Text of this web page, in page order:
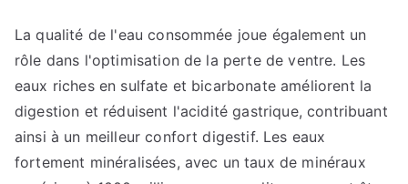
La qualité de l'eau consommée joue également un
rôle dans l'optimisation de la perte de ventre. Les
eaux riches en sulfate et bicarbonate améliorent la
digestion et réduisent l'acidité gastrique, contribuant
ainsi à un meilleur confort digestif. Les eaux
fortement minéralisées, avec un taux de minéraux